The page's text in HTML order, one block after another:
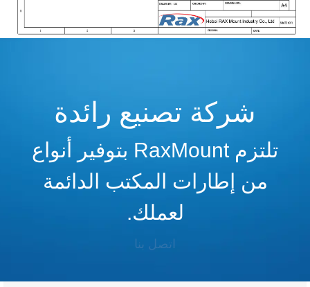
شركة تصنيع رائدة
تلتزم RaxMount بتوفير أنواع
من إطارات المكتب الدائمة
لعملك.
اتصل بنا